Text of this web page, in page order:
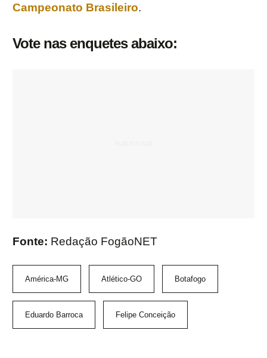
Campeonato Brasileiro.
Vote nas enquetes abaixo:
Fonte: Redação FogãoNET
América-MG Atlético-GO Botafogo
Eduardo Barroca Felipe Conceição